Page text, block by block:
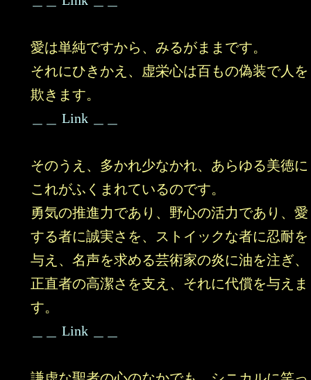
愛は単純ですから、みるがままです。
それにひきかえ、虚栄心は百もの偽装で人を
欺きます。
＿＿ Link ＿＿
そのうえ、多かれ少なかれ、あらゆる美徳に
これがふくまれているのです。
勇気の推進力であり、野心の活力であり、愛
する者に誠実さを、ストイックな者に忍耐を
与え、名声を求める芸術家の炎に油を注ぎ、
正直者の高潔さを支え、それに代償を与えま
す。
＿＿ Link ＿＿